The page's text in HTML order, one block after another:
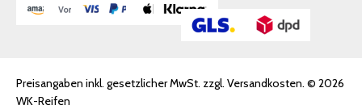
Preisangaben inkl. gesetzlicher MwSt. zzgl. Versandkosten. © 2026
WK-Reifen